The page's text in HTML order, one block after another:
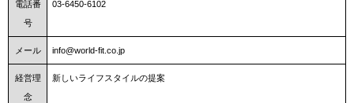
電話番
号
03-6450-6102
メール info@world-fit.co.jp
経営理
念
新しいライフスタイルの提案